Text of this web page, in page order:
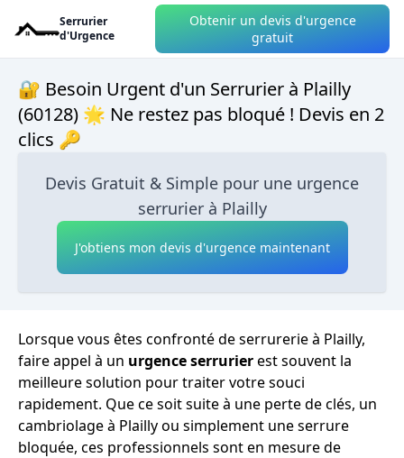
Serrurier
d'Urgence
Obtenir un devis d'urgence
gratuit
🔐 Besoin Urgent d'un Serrurier à Plailly
(60128) 🌟 Ne restez pas bloqué ! Devis en 2
clics 🔑
Devis Gratuit & Simple pour une urgence
serrurier à Plailly
J'obtiens mon devis d'urgence maintenant
Lorsque vous êtes confronté de serrurerie à Plailly,
faire appel à un urgence serrurierest souvent la
meilleure solution pour traiter votre souci
rapidement. Que ce soit suite à une perte de clés, un
cambriolage à Plailly ou simplement une serrure
bloquée, ces professionnels sont en mesure de